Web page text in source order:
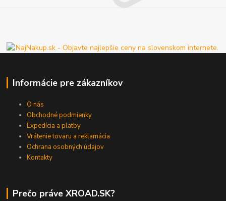
Informácie pre zákazníkov
O nás
Obchodné podmienky
Expedícia a platby
Vrátenie tovaru a reklamácia
Ochrana osobných údajov
Kontakty
Prečo práve XROAD.SK?